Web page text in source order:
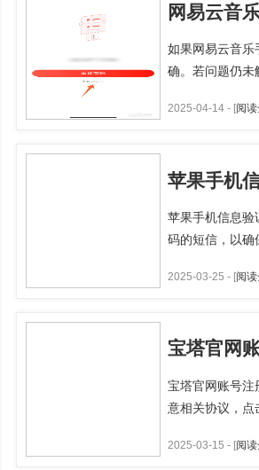
网易云音
如果网易云音乐
确。若问题仍未
2025-04-14 - [阅
苹果手机
苹果手机信息验
码的短信，以确
2025-03-25 - [阅
宝塔官网
宝塔官网账号注
意相关协议，点
2025-03-15 - [阅